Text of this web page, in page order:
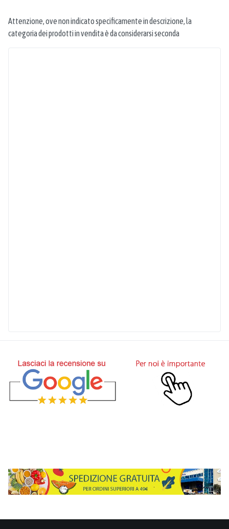
Attenzione, ove non indicato specificamente in descrizione, la
categoria dei prodotti in vendita è da considerarsi seconda